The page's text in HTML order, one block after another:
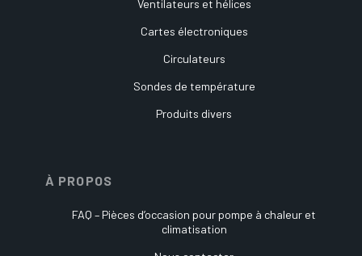
Ventilateurs et hélices
Cartes électroniques
Circulateurs
Sondes de température
Produits divers
À PROPOS
FAQ – Pièces d’occasion pour pompe à chaleur et
climatisation